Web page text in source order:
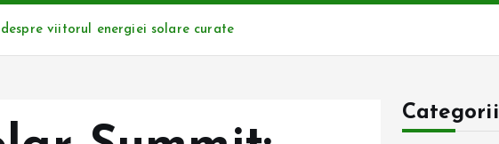
viitorul energiei solare curate
Categorii